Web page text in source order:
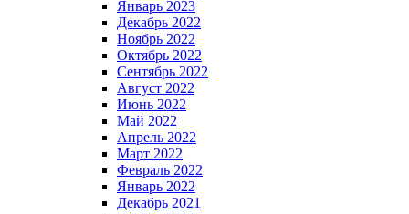
Январь 2023
Декабрь 2022
Ноябрь 2022
Октябрь 2022
Сентябрь 2022
Август 2022
Июнь 2022
Май 2022
Апрель 2022
Март 2022
Февраль 2022
Январь 2022
Декабрь 2021